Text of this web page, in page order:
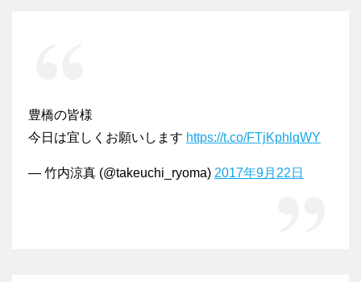
豊橋の皆様
今日は宜しくお願いします https://t.co/FTjKphlqWY
— 竹内涼真 (@takeuchi_ryoma) 2017年9月22日